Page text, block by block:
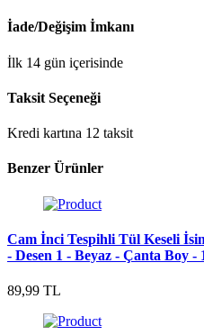
İade/Değişim İmkanı
İlk 14 gün içerisinde
Taksit Seçeneği
Kredi kartına 12 taksit
Benzer Ürünler
Cam İnci Tespihli Tül Keseli
- Desen 1 - Beyaz - Çanta Boy -
89,99 TL